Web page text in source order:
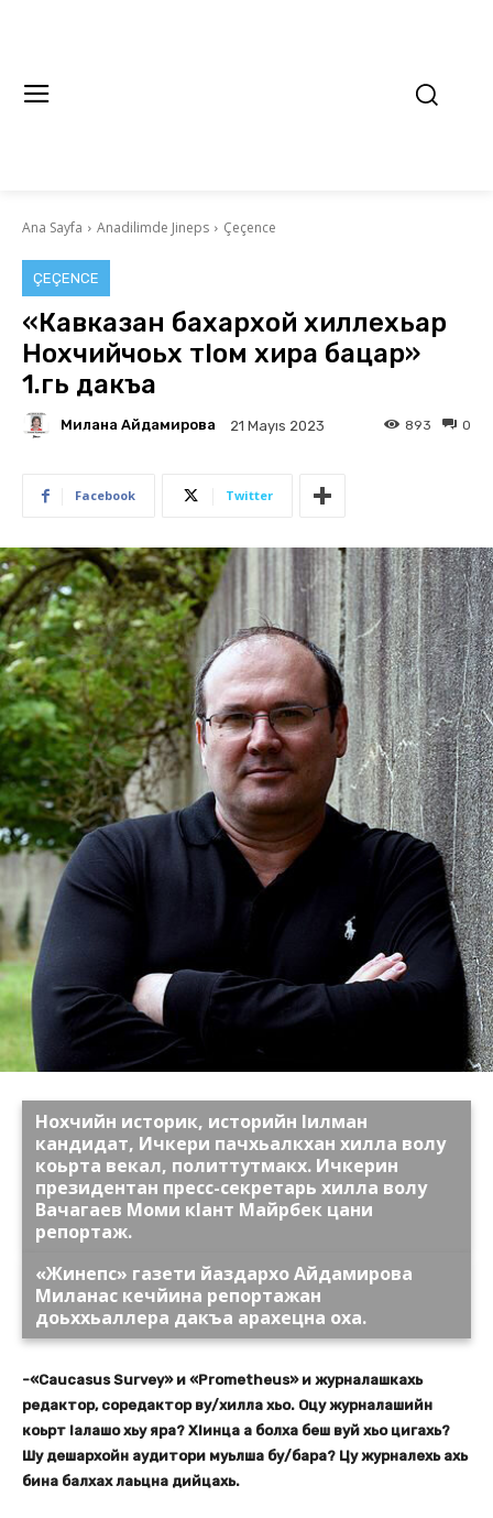
Ana Sayfa Anadilimde Jineps Çeçence
ÇEÇENCE
«Кавказан бахархой хиллехьар
Нохчийчоьх тІом хира бацар»
1.гь дакъа
Милана Айдамирова 21 Mayıs 2023 0
893
Facebook Twitter
Нохчийн историк, историйн Іилман
кандидат, Ичкери пачхьалкхан хилла волу
коьрта векал, политтутмакх. Ичкерин
президентан пресс-секретарь хилла волу
Вачагаев Моми кІант Майрбек цани
репортаж.
«Жинепс» газети йаздархо Айдамирова
Миланас кечйина репортажан
доьххьаллера дакъа арахецна оха.
-«Caucasus Survey» и «Prometheus» и журналашкахь
редактор, соредактор ву/хилла хьо. Оцу журналашийн
коьрт Іалашо хьу яра? ХІинца а болха беш вуй хьо цигахь?
Шу дешархойн аудитори муьлша бу/бара? Цу журналехь ахь
бина балхах лаьцна дийцахь.